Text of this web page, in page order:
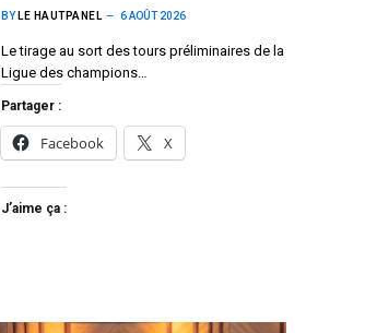
BY LE HAUTPANEL 6 AOÛT 2026
Le tirage au sort des tours préliminaires de la
Ligue des champions…
Partager :
Facebook X
J’aime ça :